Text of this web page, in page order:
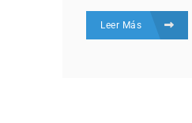
Leer Más